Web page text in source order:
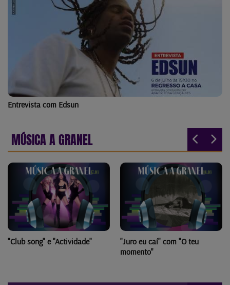
Entrevista com Edsun
MÚSICA A GRANEL
"Club song" e "Actividade"
"Juro eu caí" com "O teu
momento"